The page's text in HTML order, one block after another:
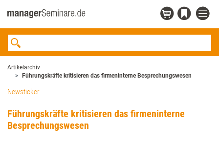
Artikelarchiv
Führungskräfte kritisieren das firmeninterne Besprechungswesen
Newsticker
Führungskräfte kritisieren das firmeninterne
Besprechungswesen